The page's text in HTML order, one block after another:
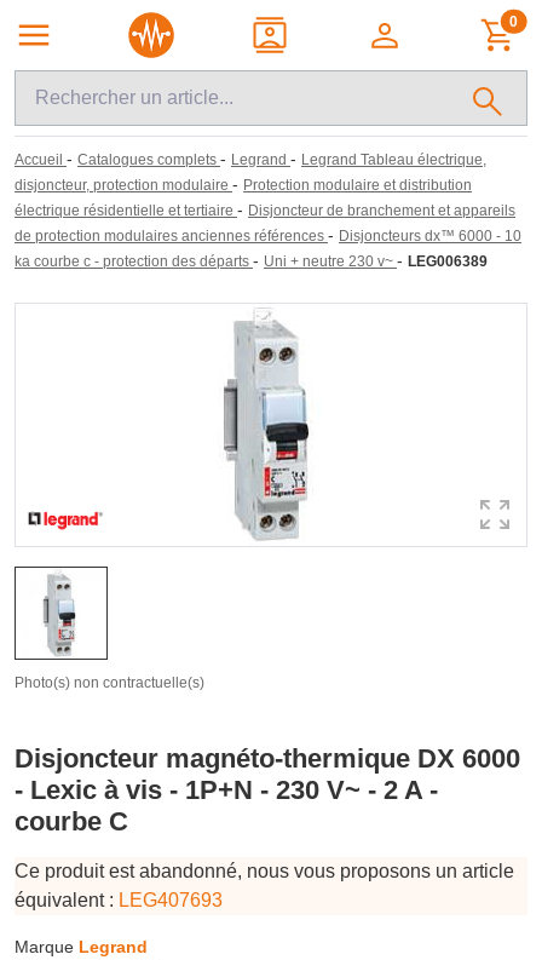
0
Accueil - Catalogues complets - Legrand - Legrand Tableau électrique,
disjoncteur, protection modulaire - Protection modulaire et distribution
électrique résidentielle et tertiaire - Disjoncteur de branchement et appareils
de protection modulaires anciennes références - Disjoncteurs dx™ 6000 - 10
ka courbe c - protection des départs - Uni + neutre 230 v~ - LEG006389
Photo(s) non contractuelle(s)
Disjoncteur magnéto-thermique DX 6000
- Lexic à vis - 1P+N - 230 V~ - 2 A -
courbe C
Ce produit est abandonné, nous vous proposons un article
équivalent : LEG407693
Marque Legrand